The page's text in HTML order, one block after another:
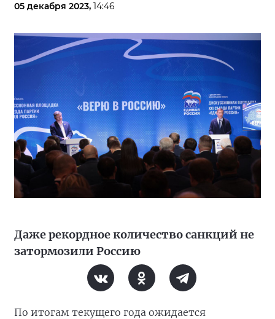
05 декабря 2023, 14:46
Даже рекордное количество санкций не
затормозили Россию
По итогам текущего года ожидается